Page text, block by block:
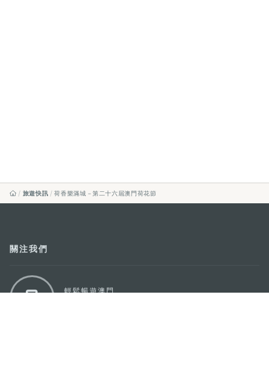
旅遊快訊 荷香樂滿城－第二十六屆澳門荷花節
關注我們
輕鬆暢遊澳門